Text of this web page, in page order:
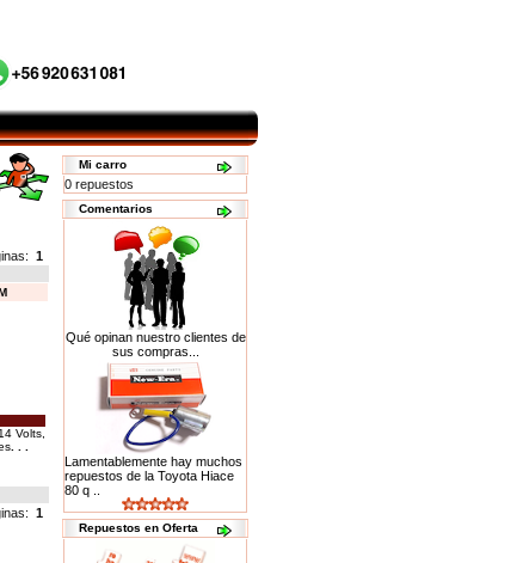
1
Volts,
. . .
1
Mi carro
0 repuestos
Comentarios
Qué opinan nuestro clientes de
sus compras...
Lamentablemente hay muchos
repuestos de la Toyota Hiace
80 q ..
Repuestos en Oferta